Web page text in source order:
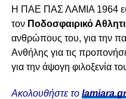
Η ΠΑΕ ΠΑΣ ΛΑΜΙΑ 1964
τον Ποδοσφαιρικό
ανθρώπους του, για την
Ανθήλης για τις
για την άψογη φιλοξενία
Ακολουθήστε το lamiara.gr